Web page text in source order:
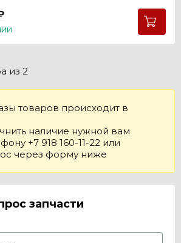
из 2
товаров происходит в
наличие нужной вам
+7 918 160-11-22 или
через форму ниже
запчасти